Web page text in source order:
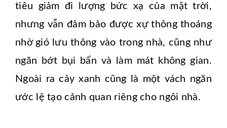
tiêu giảm đi lượng bức xạ của mặt trời,
nhưng vẫn đảm bảo được xự thông thoáng
nhờ gió lưu thông vào trong nhà, cũng như
ngăn bớt bụi bẩn và làm mát không gian.
Ngoài ra cây xanh cũng là một vách ngăn
ước lệ tạo cảnh quan riêng cho ngôi nhà.